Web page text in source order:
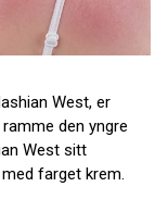
West, er
den yngre
West sitt
farget krem.